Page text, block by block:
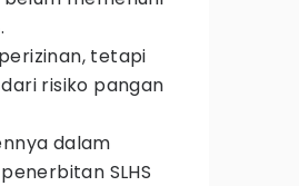
tetapi
risiko pangan
dalam
SLHS